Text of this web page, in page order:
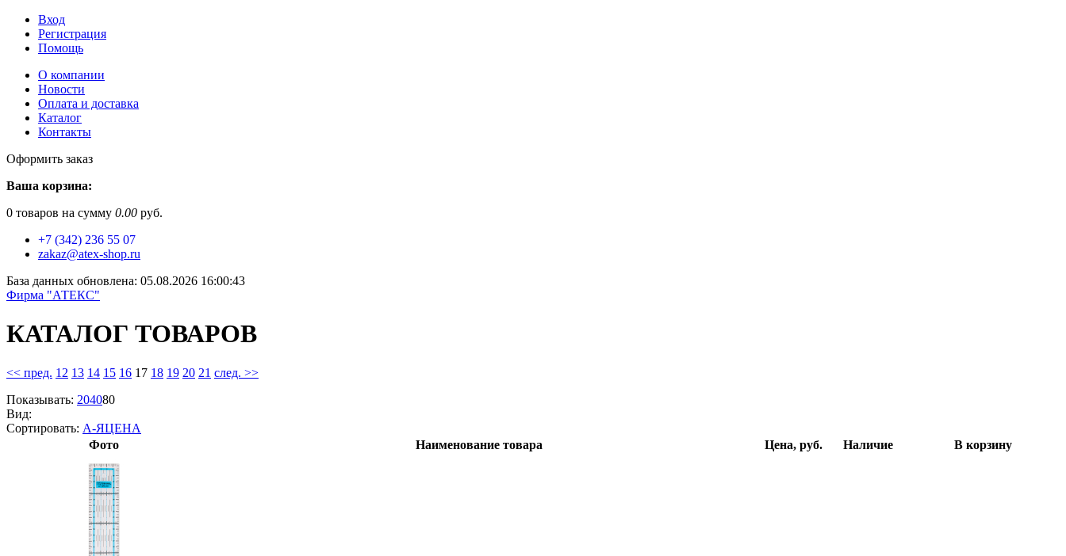
Вход
Регистрация
Помощь
О компании
Новости
Оплата и доставка
Каталог
Контакты
Оформить заказ
Ваша корзина:
0 товаров на сумму 0.00 руб.
+7 (342) 236 55 07
zakaz@atex-shop.ru
База данных обновлена: 05.08.2026 16:00:43
Фирма "АТЕКС"
КАТАЛОГ ТОВАРОВ
<< пред. 12 13 14 15 16 17 18 19 20 21 след. >>
Показывать: 204080
Вид:
Сортировать: А-ЯЦЕНА
Фото
Наименование товара Цена, руб. Наличие В корзину